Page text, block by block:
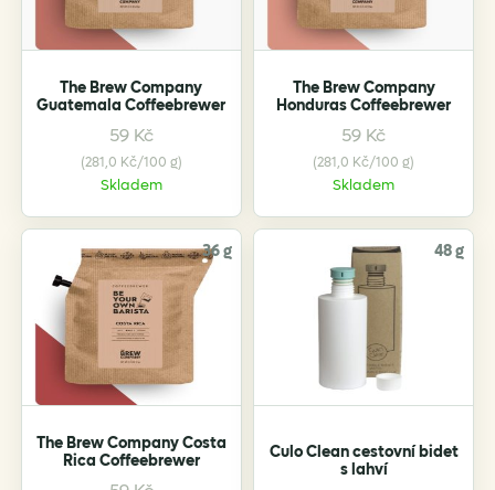
The Brew Company
Guatemala Coffeebrewer
59 Kč
(281,0 Kč/100 g)
Skladem
The Brew Company
Honduras Coffeebrewer
59 Kč
(281,0 Kč/100 g)
Skladem
36 g
The Brew Company Costa
Rica Coffeebrewer
48 g
Culo Clean cestovní bidet
s lahví